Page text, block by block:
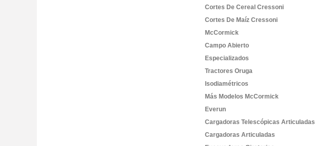
Cortes De Cereal Cressoni
Cortes De Maíz Cressoni
McCormick
Campo Abierto
Especializados
Tractores Oruga
Isodiamétricos
Más Modelos McCormick
Everun
Cargadoras Telescópicas Articuladas
Cargadoras Articuladas